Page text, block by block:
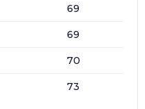
69
69
70
73